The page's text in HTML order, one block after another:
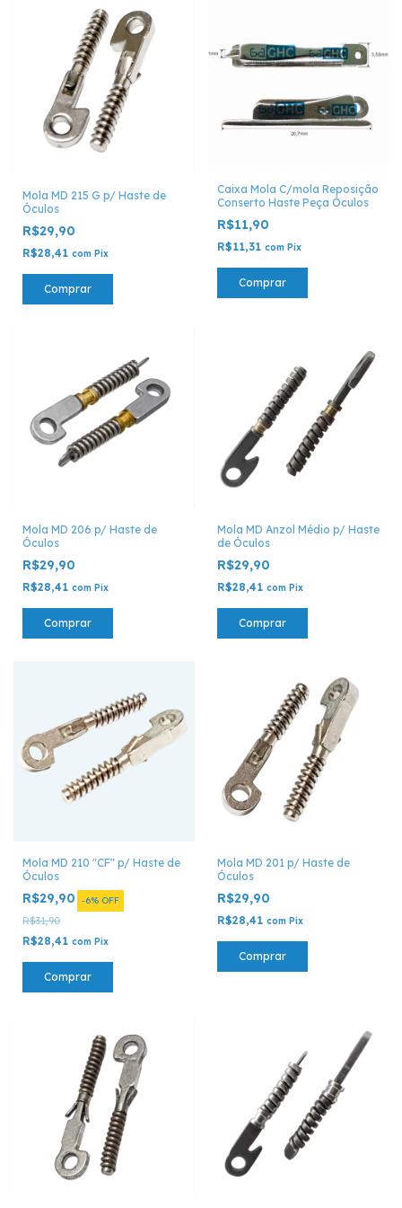
Mola MD 215 G p/ Haste de
Óculos
R$29,90
R$28,41 com Pix
Comprar
Caixa Mola C/mola Reposição
Conserto Haste Peça Óculos
R$11,90
R$11,31 com Pix
Comprar
Mola MD 206 p/ Haste de
Óculos
R$29,90
R$28,41 com Pix
Comprar
Mola MD Anzol Médio p/ Haste
de Óculos
R$29,90
R$28,41 com Pix
Comprar
Mola MD 210 "CF" p/ Haste de
Óculos
R$29,90 -6% OFF
R$31,90
R$28,41 com Pix
Comprar
Mola MD 201 p/ Haste de
Óculos
R$29,90
R$28,41 com Pix
Comprar